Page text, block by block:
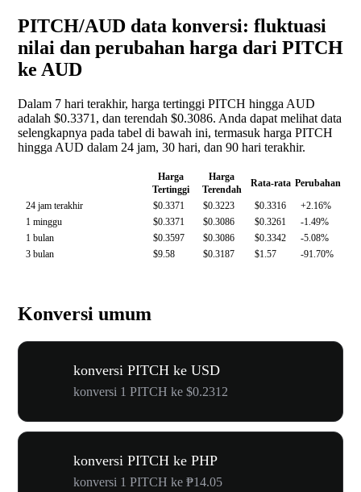
PITCH/AUD data konversi: fluktuasi
nilai dan perubahan harga dari PITCH
ke AUD
Dalam 7 hari terakhir, harga tertinggi PITCH hingga AUD
adalah $0.3371, dan terendah $0.3086. Anda dapat melihat data
selengkapnya pada tabel di bawah ini, termasuk harga PITCH
hingga AUD dalam 24 jam, 30 hari, dan 90 hari terakhir.
Harga
Tertinggi
Harga
Terendah
Rata-rata Perubahan
24 jam terakhir
$0.3371 $0.3223 $0.3316
+2.16%
1 minggu
$0.3371 $0.3086 $0.3261
-1.49%
1 bulan
$0.3597 $0.3086 $0.3342
-5.08%
3 bulan
$9.58 $0.3187 $1.57 -91.70%
Konversi umum
konversi PITCH ke USD
konversi 1 PITCH ke $0.2312
konversi PITCH ke PHP
konversi 1 PITCH ke ₱14.05